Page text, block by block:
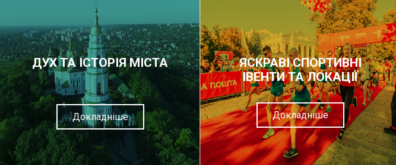
ДУХ ТА ІСТОРІЯ МІСТА
Докладніше
ЯСКРАВІ СПОРТИВНІ
ІВЕНТИ ТА ЛОКАЦІЇ
Докладніше